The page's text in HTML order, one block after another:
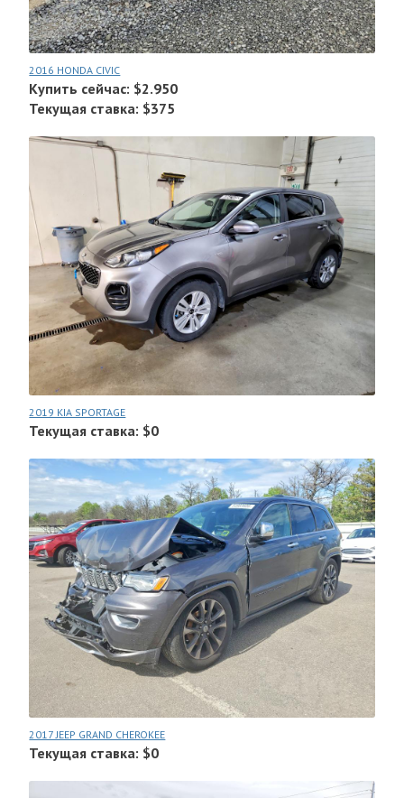
2016 HONDA CIVIC
Купить сейчас: $2.950
Текущая ставка: $375
2019 KIA SPORTAGE
Текущая ставка: $0
2017 JEEP GRAND CHEROKEE
Текущая ставка: $0